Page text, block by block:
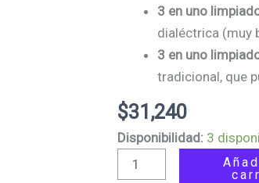
3 en uno
dialéctrica (muy
3 en uno
tradicional, que
$31,240
Disponibilidad: 3